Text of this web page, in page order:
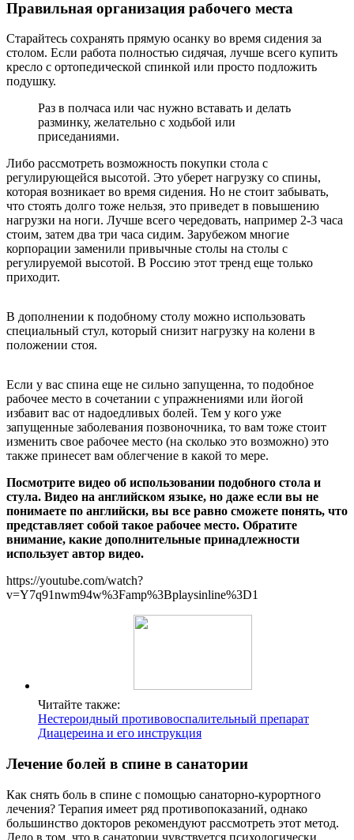
Правильная организация рабочего места
Старайтесь сохранять прямую осанку во время сидения за
столом. Если работа полностью сидячая, лучше всего купить
кресло с ортопедической спинкой или просто подложить
подушку.
Раз в полчаса или час нужно вставать и делать
разминку, желательно с ходьбой или
приседаниями.
Либо рассмотреть возможность покупки стола с
регулирующейся высотой. Это уберет нагрузку со спины,
которая возникает во время сидения. Но не стоит забывать,
что стоять долго тоже нельзя, это приведет в повышению
нагрузки на ноги. Лучше всего чередовать, например 2-3 часа
стоим, затем два три часа сидим. Зарубежом многие
корпорации заменили привычные столы на столы с
регулируемой высотой. В Россию этот тренд еще только
приходит.
В дополнении к подобному столу можно использовать
специальный стул, который снизит нагрузку на колени в
положении стоя.
Если у вас спина еще не сильно запущенна, то подобное
рабочее место в сочетании с упражнениями или йогой
избавит вас от надоедливых болей. Тем у кого уже
запущенные заболевания позвоночника, то вам тоже стоит
изменить свое рабочее место (на сколько это возможно) это
также принесет вам облегчение в какой то мере.
Посмотрите видео об использовании подобного стола и
стула. Видео на английском языке, но даже если вы не
понимаете по английски, вы все равно сможете понять, что
представляет собой такое рабочее место. Обратите
внимание, какие дополнительные принадлежности
использует автор видео.
https://youtube.com/watch?
v=Y7q91nwm94w%3Famp%3Bplaysinline%3D1
Читайте также:
Нестероидный противовоспалительный препарат
Диацереина и его инструкция
Лечение болей в спине в санатории
Как снять боль в спине с помощью санаторно-курортного
лечения? Терапия имеет ряд противопоказаний, однако
большинство докторов рекомендуют рассмотреть этот метод.
Дело в том, что в санатории чувствуется психологически